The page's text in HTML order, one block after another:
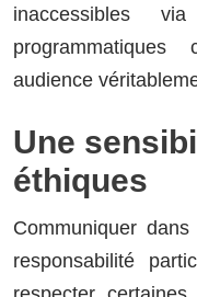
inaccessibles
programmatiques
audience
Une
éthiques
Communiquer
responsabilité